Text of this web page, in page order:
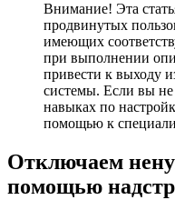
Внимание! Эта
продвинутых
имеющих
при выполнении
привести к выходу
системы. Если вы не
навыках по
помощью к
Отключаем
помощью